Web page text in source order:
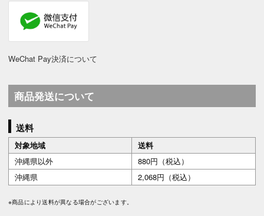
WeChat Pay決済について
商品発送について
送料
対象地域
送料
沖縄県以外
880円（税込）
沖縄県
2,068円（税込）
※商品により送料が異なる場合がございます。